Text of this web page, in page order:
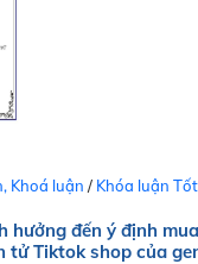
Khoá luận / Khóa luận
hưởng đến ý định
tử Tiktok shop của